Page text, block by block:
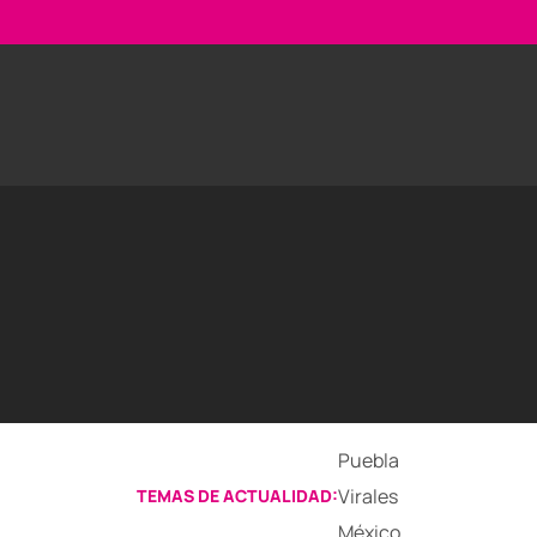
TEMAS DE ACTUALIDAD:
Puebla
Virales
México